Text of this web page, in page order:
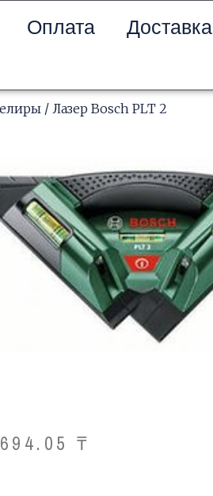
Оплата
Доставка
/ Лазер Bosch PLT 2
₸